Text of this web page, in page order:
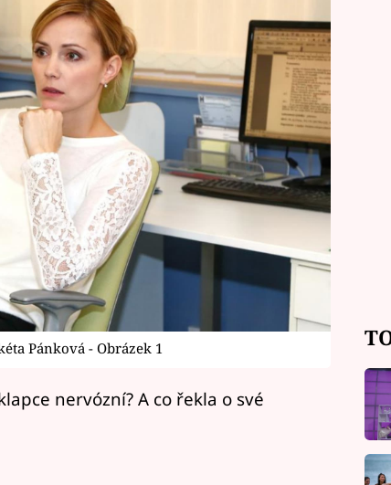
Pánková - Obrázek 1
nervózní? A co řekla o své